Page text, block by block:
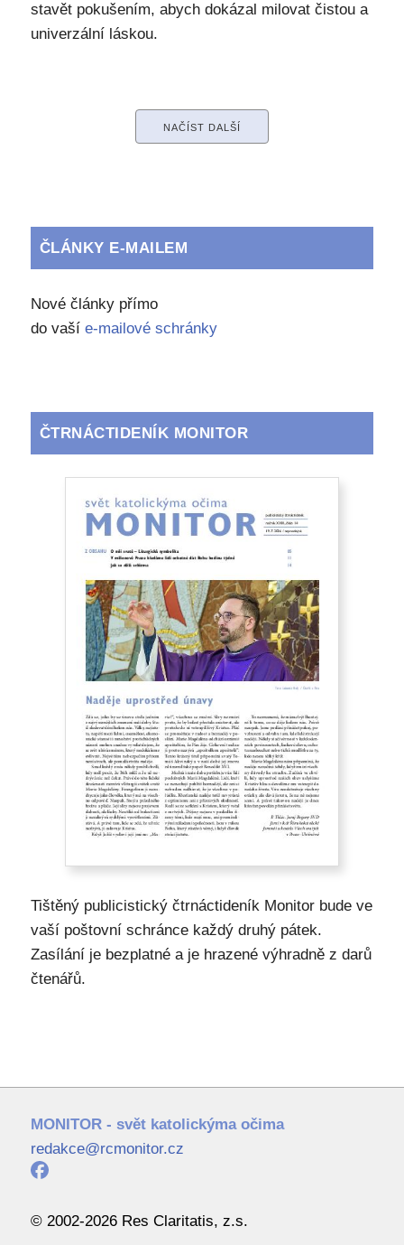
stavět pokušením, abych dokázal milovat čistou a
univerzální láskou.
NAČÍST DALŠÍ
ČLÁNKY E-MAILEM
Nové články přímo
do vaší e-mailové schránky
ČTRNÁCTIDENÍK MONITOR
Tištěný publicistický čtrnáctideník Monitor bude ve
vaší poštovní schránce každý druhý pátek.
Zasílání je bezplatné a je hrazené výhradně z darů
čtenářů.
MONITOR - svět katolickýma očima
redakce@rcmonitor.cz
© 2002-2026 Res Claritatis, z.s.